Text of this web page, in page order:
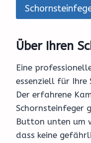
Über Ihren
Eine
essenziell für Ihre
Der erfahrene
Schornsteinfeger
Button unten um
dass keine